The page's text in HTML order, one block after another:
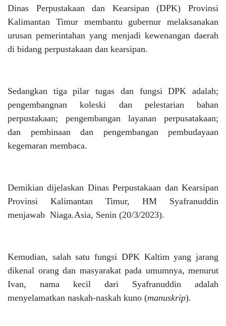
Dinas Perpustakaan dan Kearsipan (DPK) Provinsi
Kalimantan Timur membantu gubernur melaksanakan
urusan pemerintahan yang menjadi kewenangan daerah
di bidang perpustakaan dan kearsipan.
Sedangkan tiga pilar tugas dan fungsi DPK adalah;
pengembangnan koleski dan pelestarian bahan
perpustakaan; pengembangan layanan perpusatakaan;
dan pembinaan dan pengembangan pembudayaan
kegemaran membaca.
Demikian dijelaskan Dinas Perpustakaan dan Kearsipan
Provinsi Kalimantan Timur, HM Syafranuddin
menjawab Niaga.Asia, Senin (20/3/2023).
Kemudian, salah satu fungsi DPK Kaltim yang jarang
dikenal orang dan masyarakat pada umumnya, menurut
Ivan, nama kecil dari Syafranuddin adalah
menyelamatkan naskah-naskah kuno (manuskrip).